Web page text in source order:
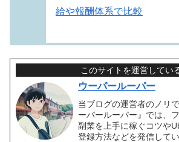
給や報酬体系で比較
このサイトを運営してい
ウーパールーパー
当ブログの運営者のノリ
ーパールーパー』では、
副業を上手に稼ぐコツや
登録方法などを発信してい